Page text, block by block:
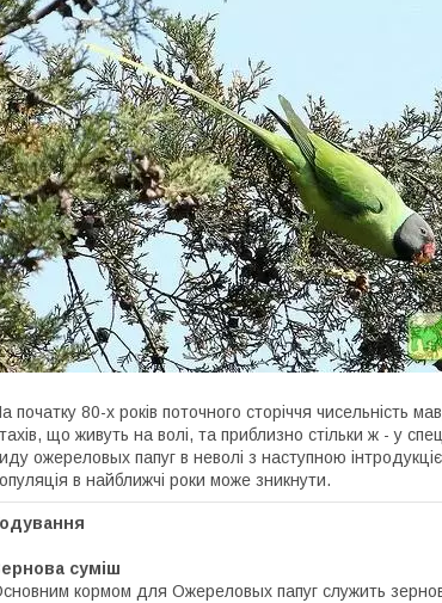
початку 80-х років поточного сторіччя чисельність
що живуть на волі, та приблизно стільки ж - у
ожереловых папуг в неволі з наступною
в найближчі роки може зникнути.
суміш
кормом для Ожереловых папуг служить